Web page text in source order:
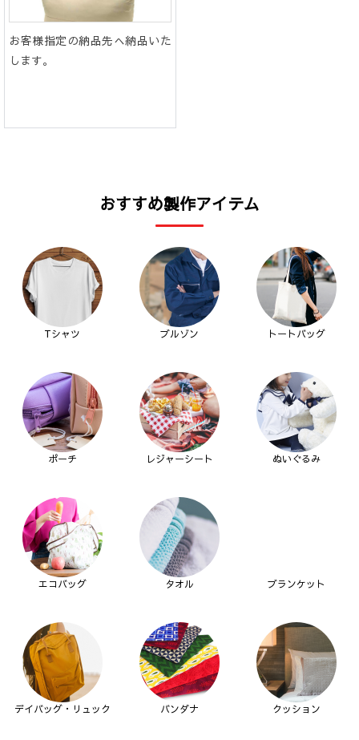
お客様指定の納品先へ納品いた
します。
おすすめ製作アイテム
Tシャツ ブルゾン トートバッグ
ポーチ レジャーシート ぬいぐるみ
エコバッグ タオル ブランケット
デイバッグ・リュック バンダナ クッション